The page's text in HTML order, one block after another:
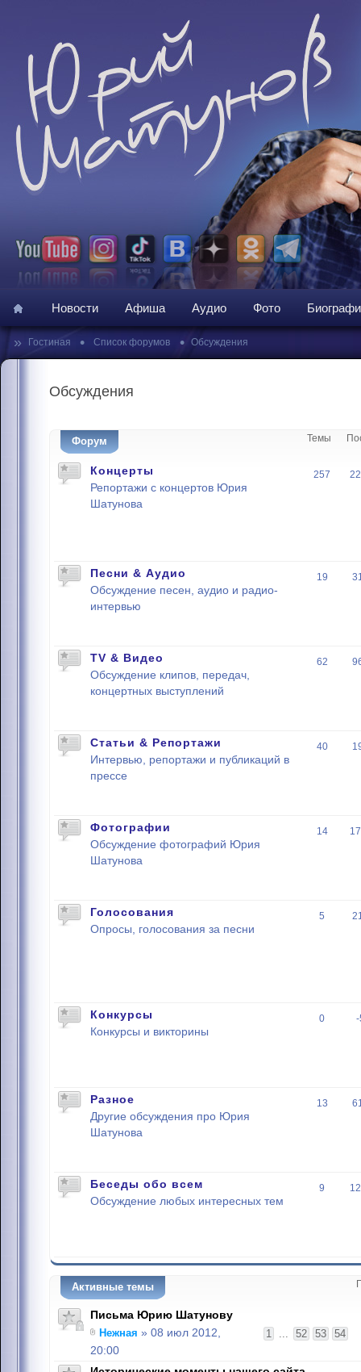
Новости Афиша Аудио Фото
» Гостиная • Список форумов • Обсуждения
Обсуждения
Форум Темы
Концерты
Репортажи с концертов Юрия
Шатунова
257
Песни & Аудио
Обсуждение песен, аудио и радио-
интервью
19
TV & Видео
Обсуждение клипов, передач,
концертных выступлений
62
Статьи & Репортажи
Интервью, репортажи и публикаций в
прессе
40
Фотографии
Обсуждение фотографий Юрия
Шатунова
14
Голосования
Опросы, голосования за песни
5
Конкурсы
Конкурсы и викторины
0
Разное
Другие обсуждения про Юрия
Шатунова
13
Беседы обо всем
Обсуждение любых интересных тем
9
Активные темы
Письма Юрию Шатунову
1 ... 52 53 54
Нежная » 08 июл 2012,
20:00